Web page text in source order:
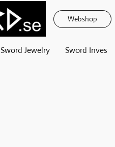
Webshop
Sword Jewelry Sword Invest